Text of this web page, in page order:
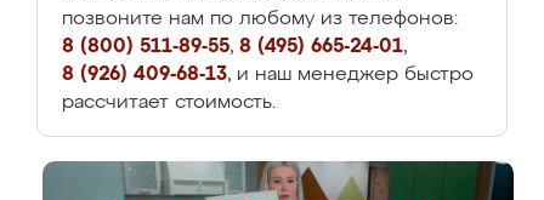
позвоните нам по любому из телефонов:
8 (800) 511-89-55, 8 (495) 665-24-01,
8 (926) 409-68-13, и наш менеджер быстро
рассчитает стоимость.